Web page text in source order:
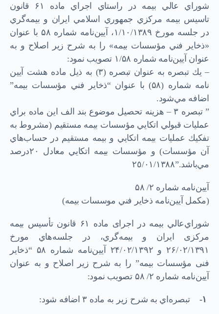
شوراي عالي بيمه در راستاي اجراي ماده ۶۱ قانون
تاسيس بيمه مركزي جمهوري اسلامي ايران و بيمه‌گري
در جلسه مورخ ۱/۱۰/۱۳۸۹، آيين‌نامه شماره ۵۸ با عنوان
«ذخاير فني مؤسسات بيمه» را به شرح زير اصلاح و به
عنوان آيين‌نامه شماره ۱/۵۸ تصويب نمود:
– يك تبصره به عنوان تبصره (۳) به ذيل ماده هشت آيين
نامه شماره (۵۸) با عنوان “ذخاير فني مؤسسات بيمه”
اضافه مي‌شود.
” تبصره ۳ – هزينه تحصيل موضوع بند الف اين ماده براي
عمليات قبولي اتكايي مؤسسات بيمه مستقيم (مشروط به
تفكيك عمليات بيمه اتكايي و بيمه مستقيم در حساب‌هاي
آن مؤسسات) و مؤسسات بيمه اتكايي معادل ۲۰درصد
مي‌باشد.”٢٥/٠١/١٣٨٨
آیین‌نامه شماره ۲/ ۵۸
(مكمل آيين‌نامه ذخاير فني موسسات بيمه)
شوراي‌عالي بيمه در اجرای ماده ۶۱ قانون تأسیس بیمه
مرکزی ایران و بیمه‌گري، در جلسه‌هاي مورخ
۲۶/۰۲/۱۳۹۱ و ۲۴/۰۲/۱۳۹۲ آیین‌نامه شماره ۵۸ “ذخایر
فنی مؤسسات بیمه” را به شرح زیر اصلاح و به عنوان
آیین‌نامه شماره ۲/ ۵۸ تصویب نمود:
۱- تبصره‌اي به شرح زير به ماده ۳ اضافه شود: